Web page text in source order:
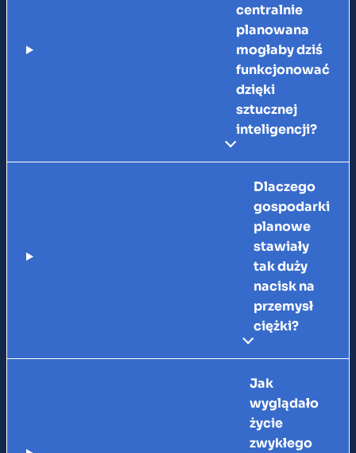
centralnie
planowana
mogłaby dziś
funkcjonować
dzięki
sztucznej
inteligencji?
Dlaczego
gospodarki
planowe
stawiały
tak duży
nacisk na
przemysł
ciężki?
Jak
wyglądało
życie
zwykłego